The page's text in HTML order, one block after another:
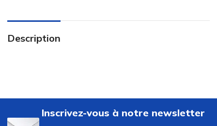
Description
Inscrivez-vous à notre newsletter